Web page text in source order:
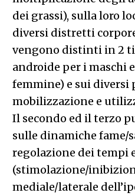
dei grassi), sulla loro
diversi distretti
vengono distinti in 2
androide per i maschi
femmine) e sui diversi
mobilizzazione e
Il secondo ed il terzo
sulle dinamiche fame/
regolazione dei
(stimolazione/
mediale/laterale